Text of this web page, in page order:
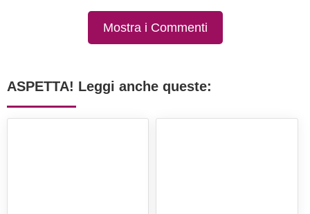
Mostra i Commenti
ASPETTA! Leggi anche queste: